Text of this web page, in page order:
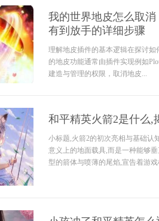
我的世界地皮怎么取
有到放手的详细步骤
理解地皮插件的基本逻辑在探讨
的地皮功能通常由插件实现例如
建造与管理的权限，取消地皮...
和平精英火箭2是什么,
小标题,火箭2的初次亮相与基础认
意义上的地面载具,而是一种能够
型的箭体与喷薄的尾焰,宣告着游